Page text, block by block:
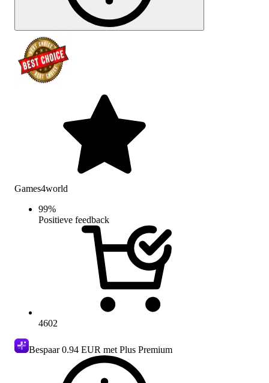
Games4world
99%
Positieve feedback
4602
Bespaar0.94 EUR met Plus Premium